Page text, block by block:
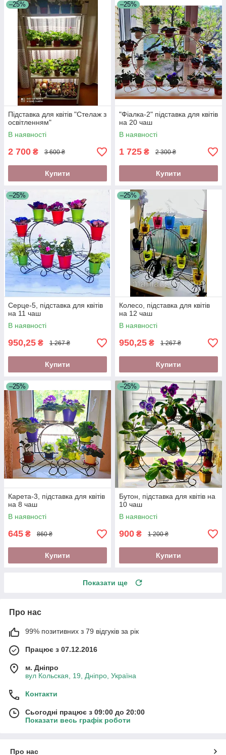
–25%
Підставка для квітів "Стелаж з
освітленням"
В наявності
2 700 ₴ 3 600 ₴
Купити
–25%
"Фіалка-2" підставка для квітів
на 20 чаш
В наявності
1 725 ₴ 2 300 ₴
Купити
–25%
Серце-5, підставка для квітів
на 11 чаш
В наявності
950,25 ₴ 1 267 ₴
Купити
–25%
Колесо, підставка для квітів
на 12 чаш
В наявності
950,25 ₴ 1 267 ₴
Купити
–25%
Карета-3, підставка для квітів
на 8 чаш
В наявності
645 ₴ 860 ₴
Купити
–25%
Бутон, підставка для квітів на
10 чаш
В наявності
900 ₴ 1 200 ₴
Купити
Показати ще
Про нас
99% позитивних з 79 відгуків за рік
Працює з 07.12.2016
м. Дніпро
вул Кольская, 19, Дніпро, Україна
Контакти
Сьогодні працює з 09:00 до 20:00
Показати весь графік роботи
Про нас